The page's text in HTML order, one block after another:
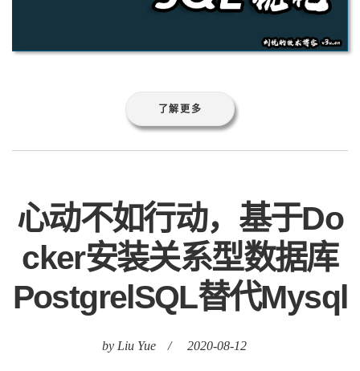
了解更多
心动不如行动，基于Do
cker安装关系型数据库
PostgrelSQL替代Mysql
by Liu Yue / 2020-08-12